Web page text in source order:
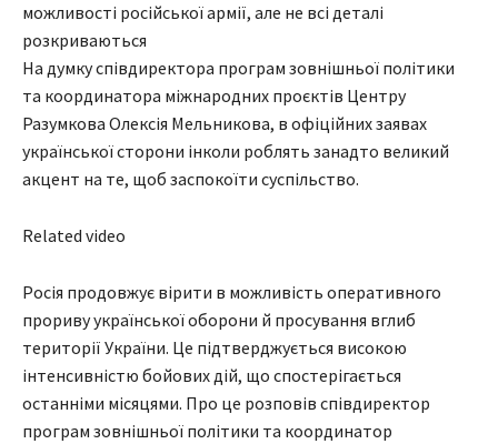
можливості російської армії, але не всі деталі
розкриваються
На думку співдиректора програм зовнішньої політики
та координатора міжнародних проєктів Центру
Разумкова Олексія Мельникова, в офіційних заявах
української сторони інколи роблять занадто великий
акцент на те, щоб заспокоїти суспільство.
Related video
Росія продовжує вірити в можливість оперативного
прориву української оборони й просування вглиб
території України. Це підтверджується високою
інтенсивністю бойових дій, що спостерігається
останніми місяцями. Про це розповів співдиректор
програм зовнішньої політики та координатор